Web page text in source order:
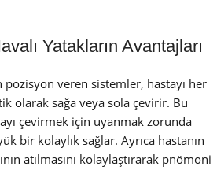
Yatakların Avantajları
veren sistemler, hastayı her
olarak sağa veya sola çevirir. Bu
çevirmek için uyanmak zorunda
bir kolaylık sağlar. Ayrıca hastanın
atılmasını kolaylaştırarak pnömoni